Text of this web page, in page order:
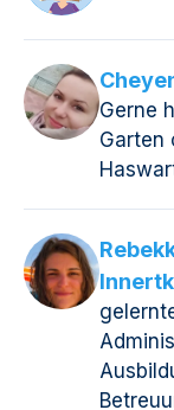
Gerne
Garten